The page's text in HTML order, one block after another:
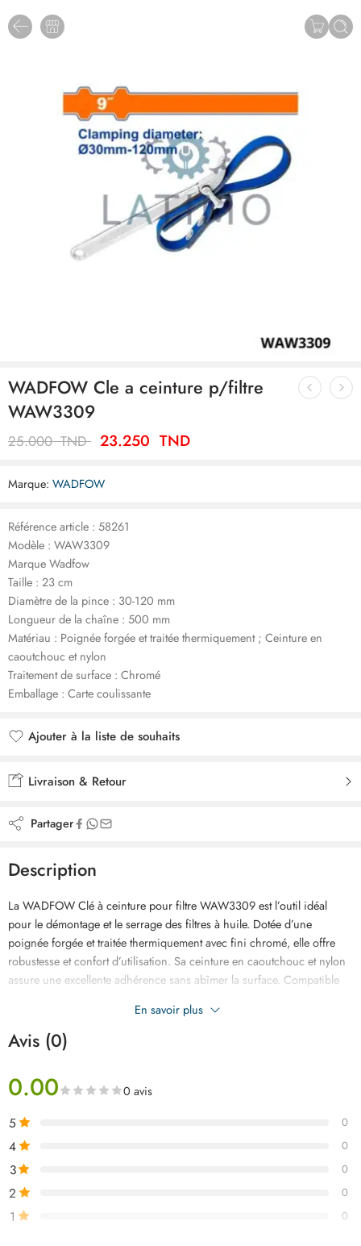
WADFOW Cle a ceinture p/filtre
WAW3309
25.000TND 23.250 TND
Marque: WADFOW
Référence article : 58261
Modèle : WAW3309
Marque Wadfow
Taille : 23 cm
Diamètre de la pince : 30-120 mm
Longueur de la chaîne : 500 mm
Matériau : Poignée forgée et traitée thermiquement ; Ceinture en
caoutchouc et nylon
Traitement de surface : Chromé
Emballage : Carte coulissante
Ajouter à la liste de souhaits
Livraison & Retour
Partager
Description
La WADFOW Clé à ceinture pour filtre WAW3309 est l’outil idéal
pour le démontage et le serrage des filtres à huile. Dotée d’une
poignée forgée et traitée thermiquement avec fini chromé, elle offre
robustesse et confort d’utilisation. Sa ceinture en caoutchouc et nylon
assure une excellente adhérence sans abîmer la surface. Compatible
efficacité et durabilité pour les travaux d’entretien automobile.
En savoir plus
Avis (0)
0.00 0 avis
5 0
4 0
3 0
2 0
1 0